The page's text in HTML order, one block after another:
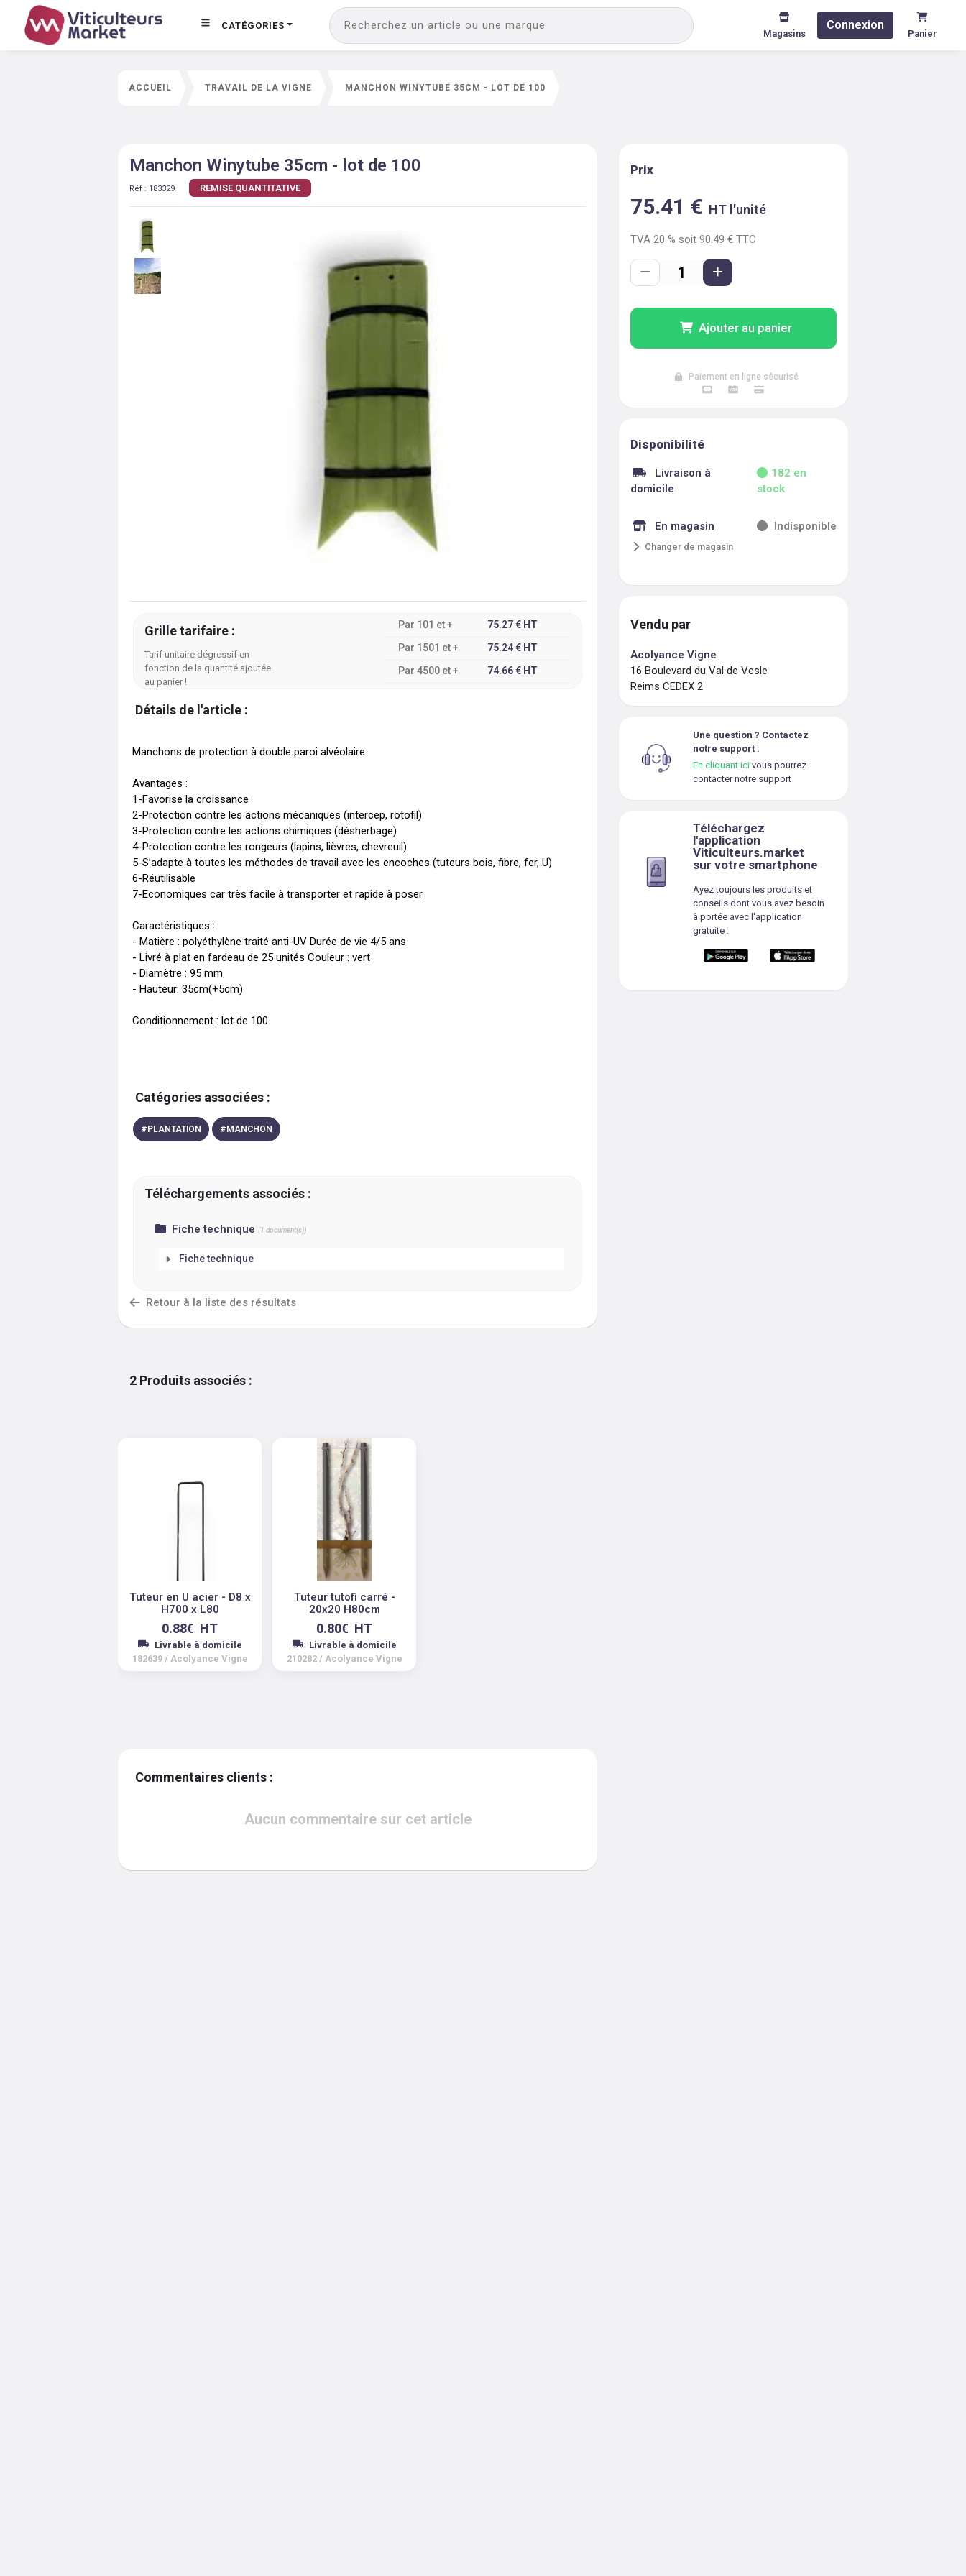
CATÉGORIES
Magasins
Connexion
Panier
ACCUEIL TRAVAIL DE LA VIGNE MANCHON WINYTUBE 35CM - LOT DE 100
Manchon Winytube 35cm - lot de 100
Réf : 183329 REMISE QUANTITATIVE
Grille tarifaire :
Tarif unitaire dégressif en
fonction de la quantité ajoutée
au panier !
Par 101 et + 75.27€ HT
Par 1501 et + 75.24€ HT
Par 4500et + 74.66€ HT
Détails de l'article :
Manchons de protection à double paroi alvéolaire
Avantages :
1-Favorise la croissance
2-Protection contre les actions mécaniques (intercep, rotofil)
3-Protection contre les actions chimiques (désherbage)
4-Protection contre les rongeurs (lapins, lièvres, chevreuil)
5-S’adapte à toutes les méthodes de travail avec les encoches (tuteurs bois, fibre, fer, U)
6-Réutilisable
7-Economiques car très facile à transporter et rapide à poser
Caractéristiques :
- Matière : polyéthylène traité anti-UV Durée de vie 4/5 ans
- Livré à plat en fardeau de 25 unités Couleur : vert
- Diamètre : 95 mm
- Hauteur: 35cm(+5cm)
Conditionnement : lot de 100
Catégories associées :
# PLANTATION # MANCHON
Téléchargements associés :
Fiche technique (1 document(s))
Fiche technique
Retour à la liste des résultats
2 Produits associés :
Tuteur en U acier - D8 x
H700 x L80
0.88€ HT
Livrable à domicile
182639 / Acolyance Vigne
Tuteur tutofi carré -
20x20 H80cm
0.80€ HT
Livrable à domicile
210282 / Acolyance Vigne
Commentaires clients :
Aucun commentaire sur cet article
Prix
75.41 € HT l'unité
TVA20 % soit 90.49 € TTC
Ajouter au panier
Paiement en ligne sécurisé
Disponibilité
Livraison à
domicile
182 en
stock
En magasin Indisponible
Changer de magasin
Vendu par
Acolyance Vigne
16 Boulevard du Val de Vesle
Reims CEDEX 2
Une question ? Contactez
notre support :
En cliquant ici vous pourrez
contacter notre support
Téléchargez
l'application
Viticulteurs.market
sur votre smartphone
Ayez toujours les produits et
conseils dont vous avez besoin
à portée avec l'application
gratuite :